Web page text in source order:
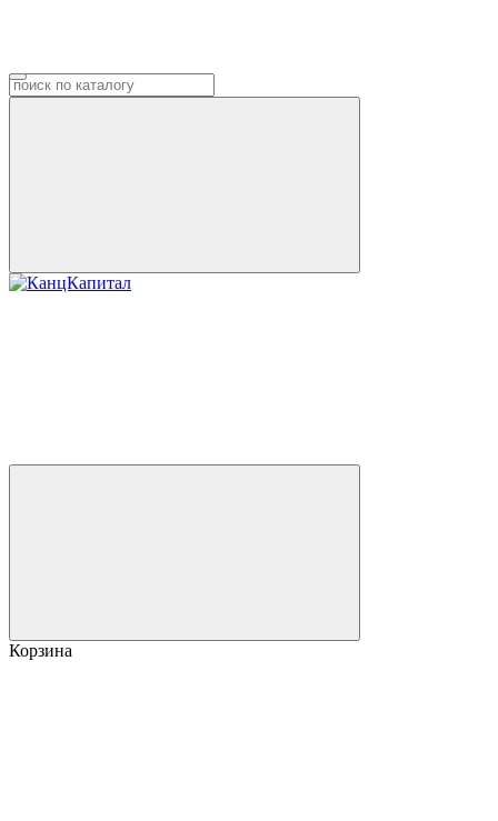
Корзина